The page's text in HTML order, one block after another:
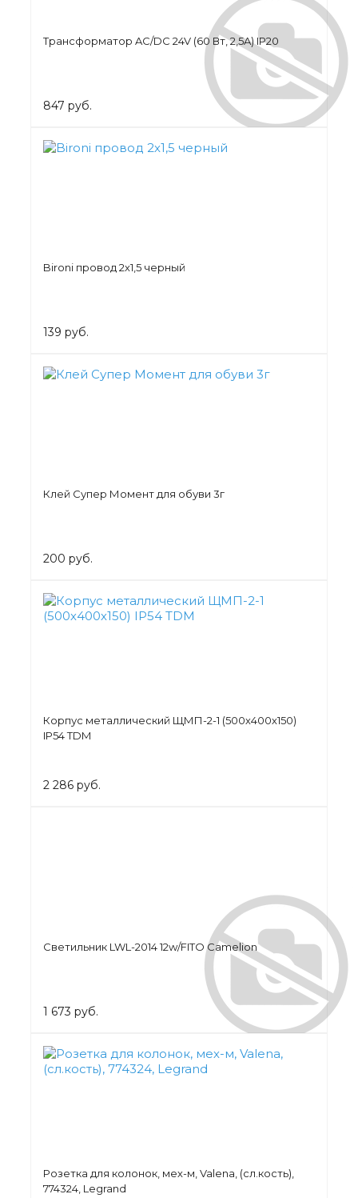
Трансформатор AC/DC 24V (60 Вт, 2,5A) IP20
847 руб.
Bironi провод 2х1,5 черный
139 руб.
Клей Супер Момент для обуви 3г
200 руб.
Корпус металлический ЩМП-2-1 (500х400х150)
IP54 TDM
2 286 руб.
Светильник LWL-2014 12w/FITO Camelion
1 673 руб.
Розетка для колонок, мех-м, Valena, (сл.кость),
774324, Legrand